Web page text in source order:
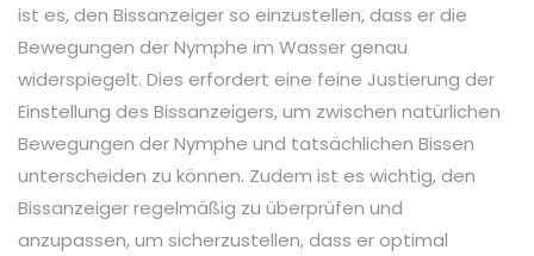
ist es, den Bissanzeiger so einzustellen, dass er die
Bewegungen der Nymphe im Wasser genau
widerspiegelt. Dies erfordert eine feine Justierung der
Einstellung des Bissanzeigers, um zwischen natürlichen
Bewegungen der Nymphe und tatsächlichen Bissen
unterscheiden zu können. Zudem ist es wichtig, den
Bissanzeiger regelmäßig zu überprüfen und
anzupassen, um sicherzustellen, dass er optimal